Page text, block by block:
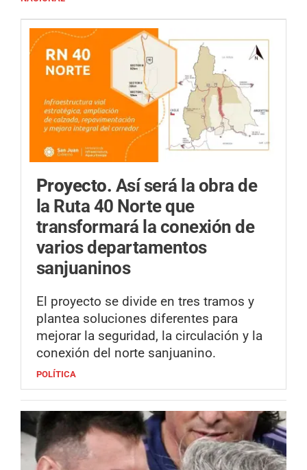
Proyecto. Así será la obra de
la Ruta 40 Norte que
transformará la conexión de
varios departamentos
sanjuaninos
El proyecto se divide en tres tramos y
plantea soluciones diferentes para
mejorar la seguridad, la circulación y la
conexión del norte sanjuanino.
POLÍTICA